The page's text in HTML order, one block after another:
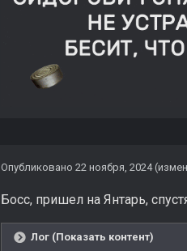
Опубликовано 22 ноября, 2024
Босс, пришел на Янтарь,
Лог (Показать контент)